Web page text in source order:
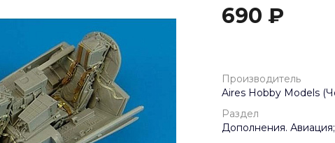
690 ₽
Производитель
Aires Hobby Models
Раздел
Дополнения. Авиация;